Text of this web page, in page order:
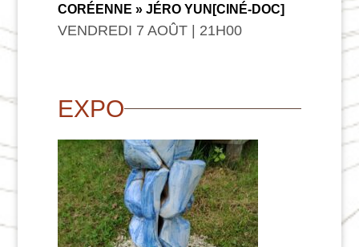
CORÉENNE » JÉRO YUN[CINÉ-DOC]
VENDREDI 7 AOÛT | 21H00
EXPO